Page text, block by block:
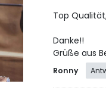
Top
Danke!!
Grüße aus
Ronny